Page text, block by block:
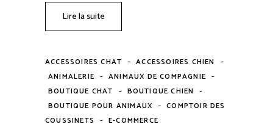
Lire la suite
ACCESSOIRES CHAT - ACCESSOIRES CHIEN -
ANIMALERIE - ANIMAUX DE COMPAGNIE -
BOUTIQUE CHAT - BOUTIQUE CHIEN -
BOUTIQUE POUR ANIMAUX - COMPTOIR DES
COUSSINETS - E-COMMERCE